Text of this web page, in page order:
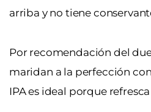
arriba y no tiene
Por recomendación del
maridan a la perfección
IPA es ideal porque